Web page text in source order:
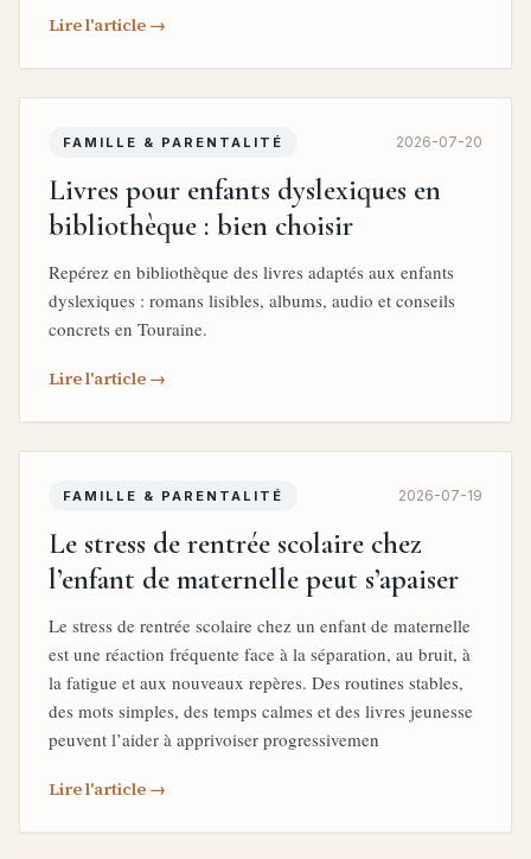
Lire l'article →
FAMILLE & PARENTALITÉ 2026-07-20
Livres pour enfants dyslexiques en
bibliothèque : bien choisir
Repérez en bibliothèque des livres adaptés aux enfants
dyslexiques : romans lisibles, albums, audio et conseils
concrets en Touraine.
Lire l'article →
FAMILLE & PARENTALITÉ 2026-07-19
Le stress de rentrée scolaire chez
l’enfant de maternelle peut s’apaiser
Le stress de rentrée scolaire chez un enfant de maternelle
est une réaction fréquente face à la séparation, au bruit, à
la fatigue et aux nouveaux repères. Des routines stables,
des mots simples, des temps calmes et des livres jeunesse
peuvent l’aider à apprivoiser progressivemen
Lire l'article →